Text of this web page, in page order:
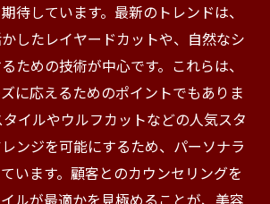
待しています。最新のトレンドは、
したレイヤードカットや、自然なシ
ための技術が中心です。これらは、
に応えるためのポイントでもありま
イルやウルフカットなどの人気スタ
ンジを可能にするため、パーソナラ
います。顧客とのカウンセリングを
ルが最適かを見極めることが、美容